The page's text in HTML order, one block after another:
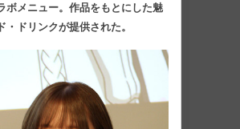
ボメニュー。作品をもとにした魅
・ドリンクが提供された。